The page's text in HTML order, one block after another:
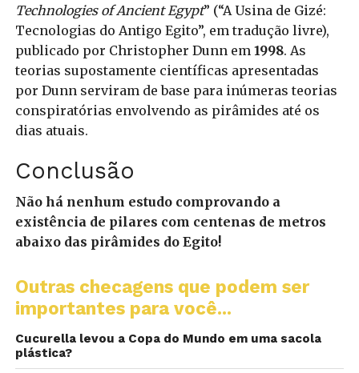
Technologies of Ancient Egypt” (“A Usina de Gizé:
Tecnologias do Antigo Egito”, em tradução livre),
publicado por Christopher Dunn em 1998. As
teorias supostamente científicas apresentadas
por Dunn serviram de base para inúmeras teorias
conspiratórias envolvendo as pirâmides até os
dias atuais.
Conclusão
Não há nenhum estudo comprovando a
existência de pilares com centenas de metros
abaixo das pirâmides do Egito!
Outras checagens que podem ser
importantes para você...
Cucurella levou a Copa do Mundo em uma sacola
plástica?